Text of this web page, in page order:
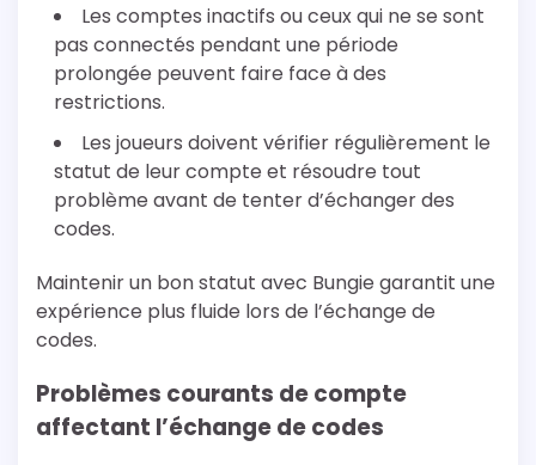
Les comptes inactifs ou ceux qui ne se sont
pas connectés pendant une période
prolongée peuvent faire face à des
restrictions.
Les joueurs doivent vérifier régulièrement le
statut de leur compte et résoudre tout
problème avant de tenter d’échanger des
codes.
Maintenir un bon statut avec Bungie garantit une
expérience plus fluide lors de l’échange de
codes.
Problèmes courants de compte
affectant l’échange de codes